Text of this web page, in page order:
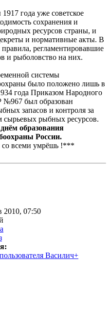
года уже советское
сохранения и
ресурсов страны, и
и нормативные акты. В
регламентировавшие
и рыболовство на них.
системы
было положено лишь в
года Приказом Народного
№967 был образован
запасов и контроля за
сырьевых рыбных ресурсов.
образования
России.
всеми умрёшь !***
2010, 07:50
Василич+